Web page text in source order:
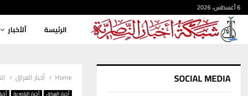
6 أغسطس، 2026
الرئيسة ألأخبار
Home أخبار العراق
أخبار العراق أخبار الناصرية
SOCIAL MEDIA